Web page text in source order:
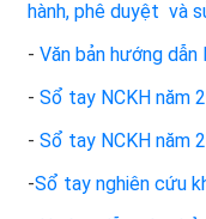
hành, phê duyệt và
- Văn bản hướng dẫn
- Sổ tay NCKH năm
- Sổ tay NCKH năm
-Sổ tay nghiên cứu